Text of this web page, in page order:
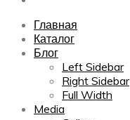
Главная
Каталог
Блог
Left Sidebar
Right Sidebar
Full Width
Media